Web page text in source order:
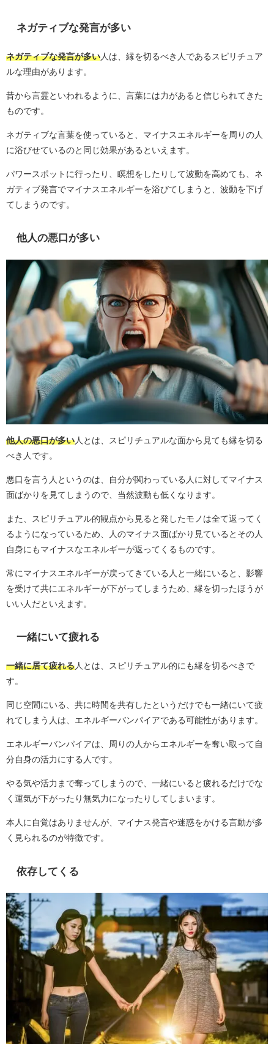
ネガティブな発言が多い
ネガティブな発言が多い 人は、縁を切るべき人であるスピリチュア
ルな理由があります。
昔から言霊といわれるように、言葉には力があると信じられてきた
ものです。
ネガティブな言葉を使っていると、マイナスエネルギーを周りの人
に浴びせているのと同じ効果があるといえます。
パワースポットに行ったり、瞑想をしたりして波動を高めても、ネ
ガティブ発言でマイナスエネルギーを浴びてしまうと、波動を下げ
てしまうのです。
他人の悪口が多い
他人の悪口が多い 人とは、スピリチュアルな面から見ても縁を切る
べき人です。
悪口を言う人というのは、自分が関わっている人に対してマイナス
面ばかりを見てしまうので、当然波動も低くなります。
また、スピリチュアル的観点から見ると発したモノは全て返ってく
るようになっているため、人のマイナス面ばかり見ているとその人
自身にもマイナスなエネルギーが返ってくるものです。
常にマイナスエネルギーが戻ってきている人と一緒にいると、影響
を受けて共にエネルギーが下がってしまうため、縁を切ったほうが
いい人だといえます。
一緒にいて疲れる
一緒に居て疲れる 人とは、スピリチュアル的にも縁を切るべきで
す。
同じ空間にいる、共に時間を共有したというだけでも一緒にいて疲
れてしまう人は、エネルギーバンパイアである可能性があります。
エネルギーバンパイアは、周りの人からエネルギーを奪い取って自
分自身の活力にする人です。
やる気や活力まで奪ってしまうので、一緒にいると疲れるだけでな
く運気が下がったり無気力になったりしてしまいます。
本人に自覚はありませんが、マイナス発言や迷惑をかける言動が多
く見られるのが特徴です。
依存してくる